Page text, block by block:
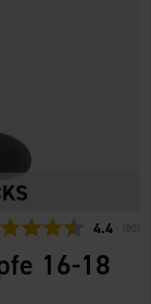
4.4
16-18